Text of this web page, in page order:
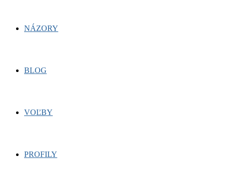
NÁZORY
BLOG
VOĽBY
PROFILY